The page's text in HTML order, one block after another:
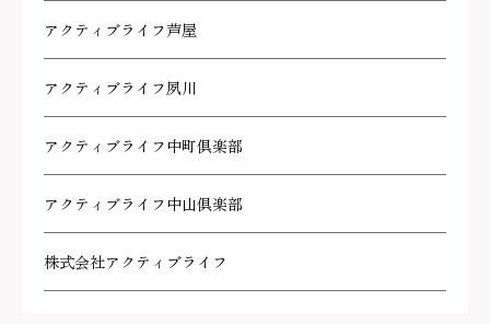
アクティブライフ芦屋
アクティブライフ夙川
アクティブライフ中町倶楽部
アクティブライフ中山倶楽部
株式会社アクティブライフ